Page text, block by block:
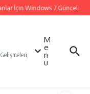
İçin Windows 7
M
e
n
u